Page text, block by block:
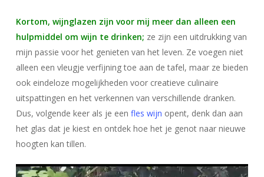
Kortom, wijnglazen zijn voor mij meer dan alleen een
hulpmiddel om wijn te drinken; ze zijn een uitdrukking van
mijn passie voor het genieten van het leven. Ze voegen niet
alleen een vleugje verfijning toe aan de tafel, maar ze bieden
ook eindeloze mogelijkheden voor creatieve culinaire
uitspattingen en het verkennen van verschillende dranken.
Dus, volgende keer als je een fles wijn opent, denk dan aan
het glas dat je kiest en ontdek hoe het je genot naar nieuwe
hoogten kan tillen.
Videospeler